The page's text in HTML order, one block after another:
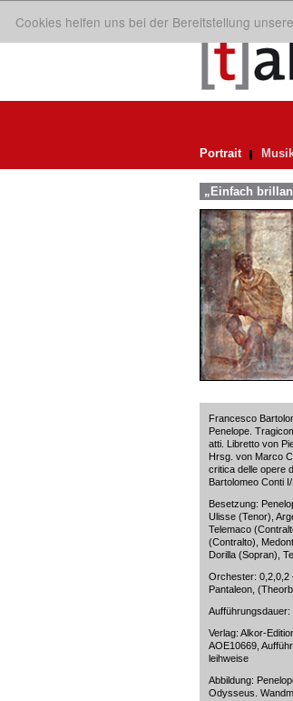
Cookies helfen uns bei der Bereitstellung
Portrait
„Einfach
Francesco
Penelope.
atti. Libretto von
Hrsg. von Marco
critica delle opere
Bartolomeo Conti
Besetzung:
Ulisse (Tenor),
Telemaco
(Contralto),
Dorilla (Sopran),
Orchester: 0,2,0,2
Pantaleon,
Aufführungsdauer:
Verlag: Alkor-
AOE10669,
leihweise
Abbildung:
Odysseus.